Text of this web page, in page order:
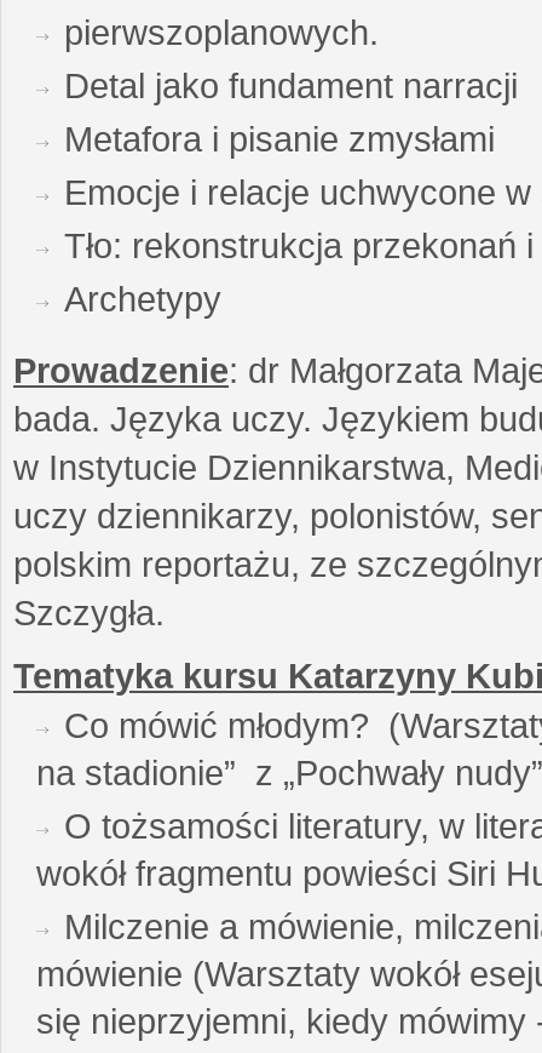
pierwszoplanowych.
Detal jako fundament narracji
Metafora i pisanie zmysłami
Emocje i relacje uchwycone
Tło: rekonstrukcja przekonań
Archetypy
Prowadzenie: dr Małgorzata
bada. Języka uczy. Językiem
w Instytucie Dziennikarstwa,
uczy dziennikarzy, polonistów,
polskim reportażu, ze
Szczygła.
Tematyka kursu Katarzyny
Co mówić młodym?
na stadionie” z „Pochwały
O tożsamości literatury, w
wokół fragmentu powieści Siri
Milczenie a mówienie,
mówienie (Warsztaty wokół
się nieprzyjemni, kiedy mówimy